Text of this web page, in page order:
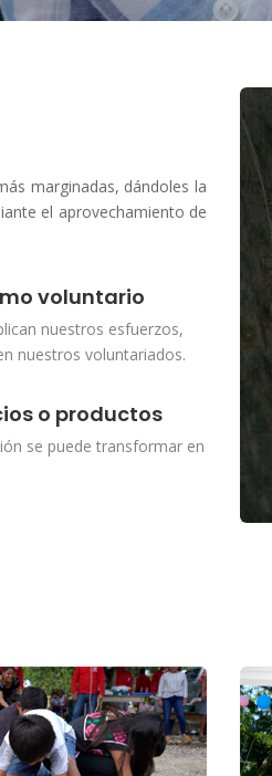
marginadas, dándoles la
el aprovechamiento de
voluntario
nuestros esfuerzos,
nuestros voluntariados.
o productos
se puede transformar en